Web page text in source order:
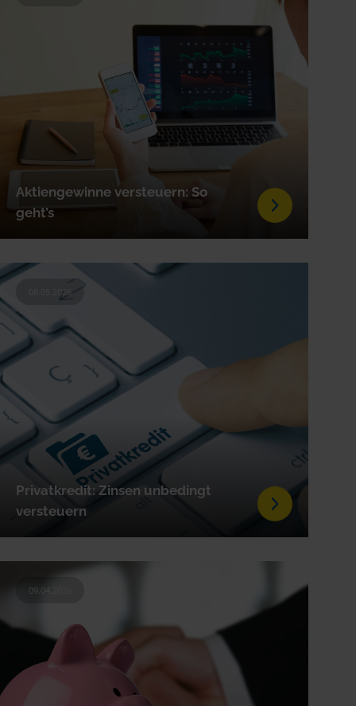
Aktiengewinne versteuern: So
geht’s
Privatkredit: Zinsen unbedingt
versteuern
08.05.2026
09.04.2026